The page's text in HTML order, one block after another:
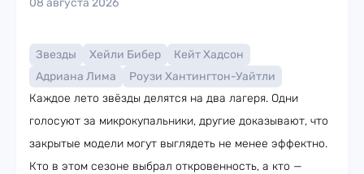
08 августа 2026
Звезды Хейли Бибер
Кейт Хадсон
Адриана Лима
Роузи Хантингтон-Уайтли
Каждое лето звёзды делятся на два лагеря. Одни
голосуют за микрокупальники, другие доказывают, что
закрытые модели могут выглядеть не менее эффектно.
Кто в этом сезоне выбрал откровенность, а кто —